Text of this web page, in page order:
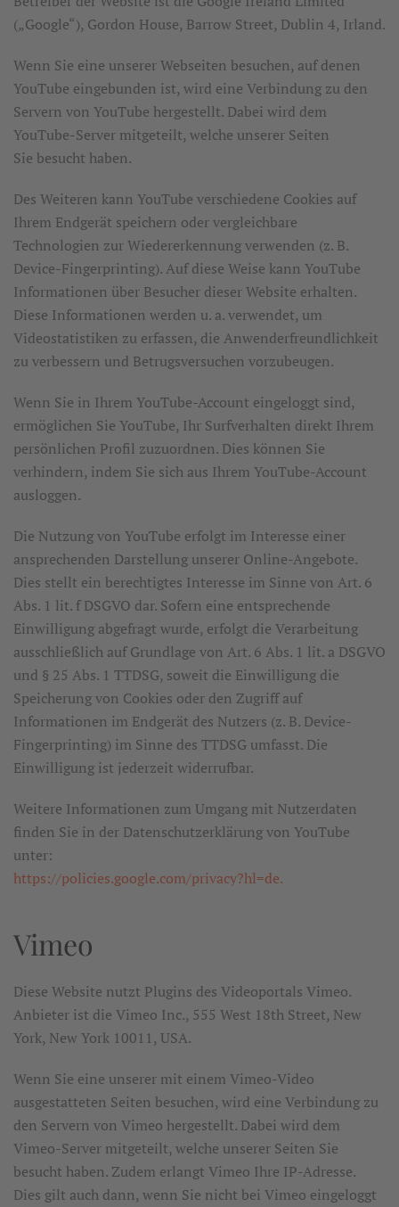
(„Google“), Gordon House, Barrow Street, Dublin 4, Irland.
Wenn Sie eine unserer Webseiten besuchen, auf denen
YouTube eingebunden ist, wird eine Verbindung zu den
Servern von YouTube hergestellt. Dabei wird dem
YouTube-Server mitgeteilt, welche unserer Seiten
Sie besucht haben.
Des Weiteren kann YouTube verschiedene Cookies auf
Ihrem Endgerät speichern oder vergleichbare
Technologien zur Wiedererkennung verwenden (z. B.
Device-Fingerprinting). Auf diese Weise kann YouTube
Informationen über Besucher dieser Website erhalten.
Diese Informationen werden u. a. verwendet, um
Videostatistiken zu erfassen, die Anwenderfreundlichkeit
zu verbessern und Betrugsversuchen vorzubeugen.
Wenn Sie in Ihrem YouTube-Account eingeloggt sind,
ermöglichen Sie YouTube, Ihr Surfverhalten direkt Ihrem
persönlichen Profil zuzuordnen. Dies können Sie
verhindern, indem Sie sich aus Ihrem YouTube-Account
ausloggen.
Die Nutzung von YouTube erfolgt im Interesse einer
ansprechenden Darstellung unserer Online-Angebote.
Dies stellt ein berechtigtes Interesse im Sinne von Art. 6
Abs. 1 lit. f DSGVO dar. Sofern eine entsprechende
Einwilligung abgefragt wurde, erfolgt die Verarbeitung
ausschließlich auf Grundlage von Art. 6 Abs. 1 lit. a DSGVO
und § 25 Abs. 1 TTDSG, soweit die Einwilligung die
Speicherung von Cookies oder den Zugriff auf
Informationen im Endgerät des Nutzers (z. B. Device-
Fingerprinting) im Sinne des TTDSG umfasst. Die
Einwilligung ist jederzeit widerrufbar.
Weitere Informationen zum Umgang mit Nutzerdaten
finden Sie in der Datenschutzerklärung von YouTube
unter:
https://policies.google.com/privacy?hl=de.
Vimeo
Diese Website nutzt Plugins des Videoportals Vimeo.
Anbieter ist die Vimeo Inc., 555 West 18th Street, New
York, New York 10011, USA.
Wenn Sie eine unserer mit einem Vimeo-Video
ausgestatteten Seiten besuchen, wird eine Verbindung zu
den Servern von Vimeo hergestellt. Dabei wird dem
Vimeo-Server mitgeteilt, welche unserer Seiten Sie
besucht haben. Zudem erlangt Vimeo Ihre IP-Adresse.
Dies gilt auch dann, wenn Sie nicht bei Vimeo eingeloggt